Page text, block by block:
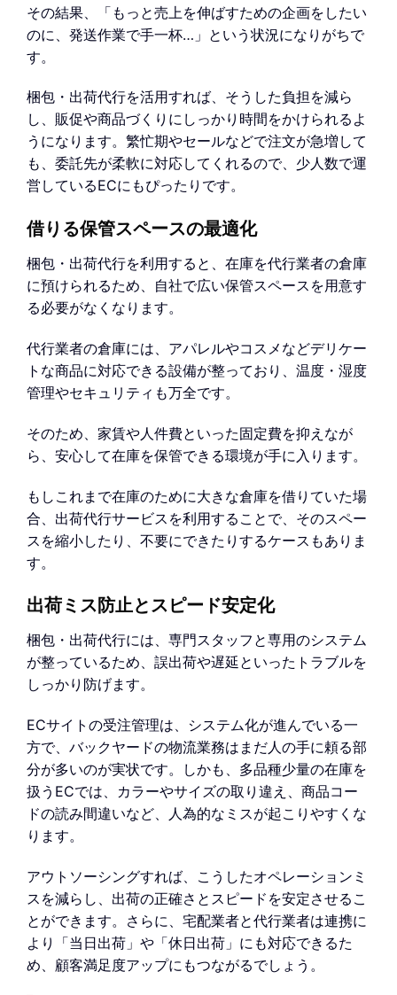
その結果、「もっと売上を伸ばすための企画をしたい
のに、発送作業で手一杯…」という状況になりがちで
す。
梱包・出荷代行を活用すれば、そうした負担を減ら
し、販促や商品づくりにしっかり時間をかけられるよ
うになります。繁忙期やセールなどで注文が急増して
も、委託先が柔軟に対応してくれるので、少人数で運
営しているECにもぴったりです。
借りる保管スペースの最適化
梱包・出荷代行を利用すると、在庫を代行業者の倉庫
に預けられるため、自社で広い保管スペースを用意す
る必要がなくなります。
代行業者の倉庫には、アパレルやコスメなどデリケー
トな商品に対応できる設備が整っており、温度・湿度
管理やセキュリティも万全です。
そのため、家賃や人件費といった固定費を抑えなが
ら、安心して在庫を保管できる環境が手に入ります。
もしこれまで在庫のために大きな倉庫を借りていた場
合、出荷代行サービスを利用することで、そのスペー
スを縮小したり、不要にできたりするケースもありま
す。
出荷ミス防止とスピード安定化
梱包・出荷代行には、専門スタッフと専用のシステム
が整っているため、誤出荷や遅延といったトラブルを
しっかり防げます。
ECサイトの受注管理は、システム化が進んでいる一
方で、バックヤードの物流業務はまだ人の手に頼る部
分が多いのが実状です。しかも、多品種少量の在庫を
扱うECでは、カラーやサイズの取り違え、商品コー
ドの読み間違いなど、人為的なミスが起こりやすくな
ります。
アウトソーシングすれば、こうしたオペレーションミ
スを減らし、出荷の正確さとスピードを安定させるこ
とができます。さらに、宅配業者と代行業者は連携に
より「当日出荷」や「休日出荷」にも対応できるた
め、顧客満足度アップにもつながるでしょう。